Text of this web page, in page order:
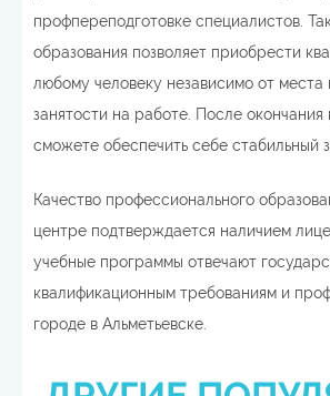
профпереподготовке специалистов.
образования позволяет приобрести
любому человеку независимо от
занятости на работе. После окончания
сможете обеспечить себе стабильный
Качество профессионального
центре подтверждается наличием
учебные программы отвечают
квалификационным требованиям и
городе в Альметьевске.